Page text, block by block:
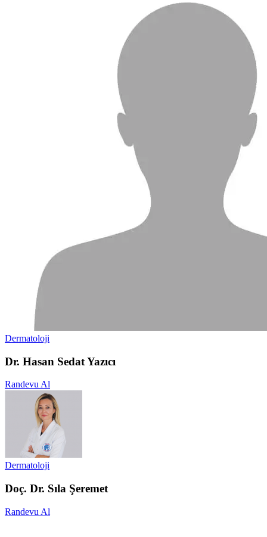
Dermatoloji
Dr. Hasan Sedat Yazıcı
Randevu Al
Dermatoloji
Doç. Dr. Sıla Şeremet
Randevu Al